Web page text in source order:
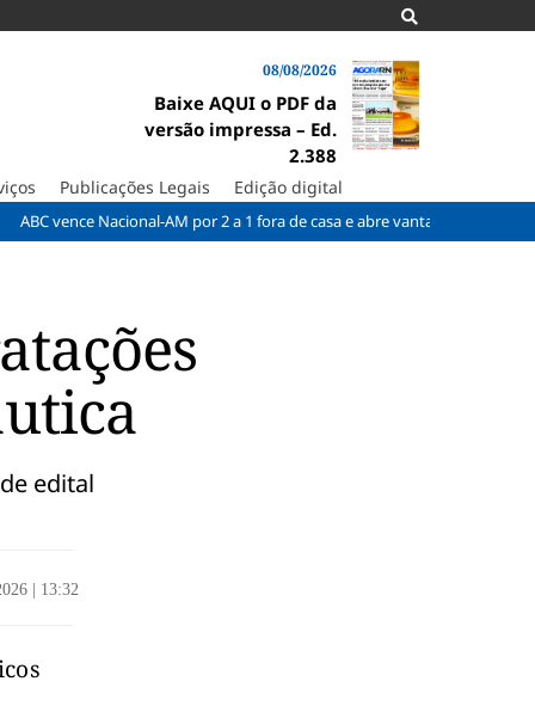
08/08/2026
Baixe AQUI o PDF da
versão impressa – Ed.
2.388
Publicações Legais Edição digital
Nacional-AM por 2 a 1 fora de casa e abre vantagem nas quartas
edital
13:32